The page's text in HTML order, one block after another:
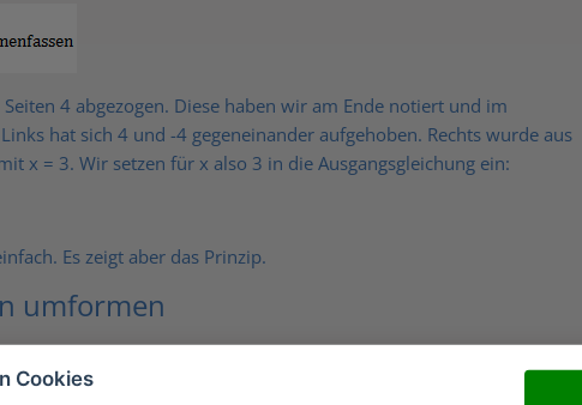
4 abgezogen. Diese haben wir am Ende notiert und im
hat sich 4 und -4 gegeneinander aufgehoben. Rechts wurde aus
x = 3. Wir setzen für x also 3 in die Ausgangsgleichung ein:
Es zeigt aber das Prinzip.
umformen
später bei den linearen Funktionen brauchen werden:
Cookies